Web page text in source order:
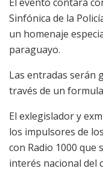
Sinfónica de la
un homenaje
paraguayo.
Las entradas serán
través de un
El exlegislador y
los impulsores de
con Radio 1000 que
interés nacional del